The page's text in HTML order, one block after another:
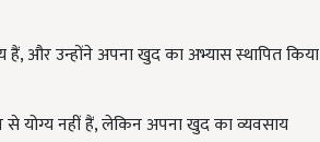
और उन्होंने अपना खुद का अभ्यास स्थापित किया
योग्य नहीं हैं, लेकिन अपना खुद का व्यवसाय